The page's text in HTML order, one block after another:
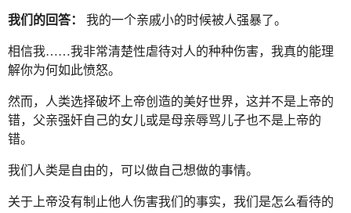
我们的回答： 我的一个亲戚小的时候被人强暴了。
相信我……我非常清楚性虐待对人的种种伤害，我真的能理
解你为何如此愤怒。
然而，人类选择破坏上帝创造的美好世界，这并不是上帝的
错，父亲强奸自己的女儿或是母亲辱骂儿子也不是上帝的
错。
我们人类是自由的，可以做自己想做的事情。
关于上帝没有制止他人伤害我们的事实，我们是怎么看待的